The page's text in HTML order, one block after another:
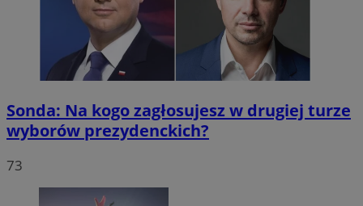
Sonda: Na kogo zagłosujesz w drugiej turze
wyborów prezydenckich?
73